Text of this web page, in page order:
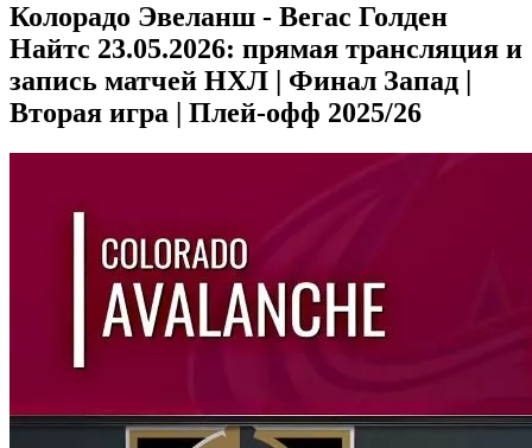
Колорадо Эвеланш - Вегас Голден
Найтс 23.05.2026: прямая трансляция и
запись матчей НХЛ | Финал Запад |
Вторая игра | Плей-офф 2025/26